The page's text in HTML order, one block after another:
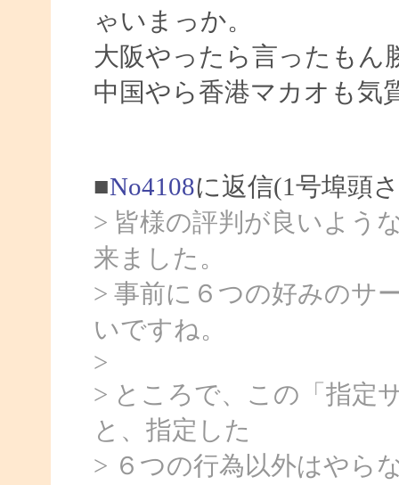
ゃいまっか。
大阪やったら言ったもん
中国やら香港マカオも気
■No4108に返信(1号埠頭
> 皆様の評判が良いよう
来ました。
> 事前に６つの好みのサ
いですね。
>
> ところで、この「指定
と、指定した
> ６つの行為以外はやら